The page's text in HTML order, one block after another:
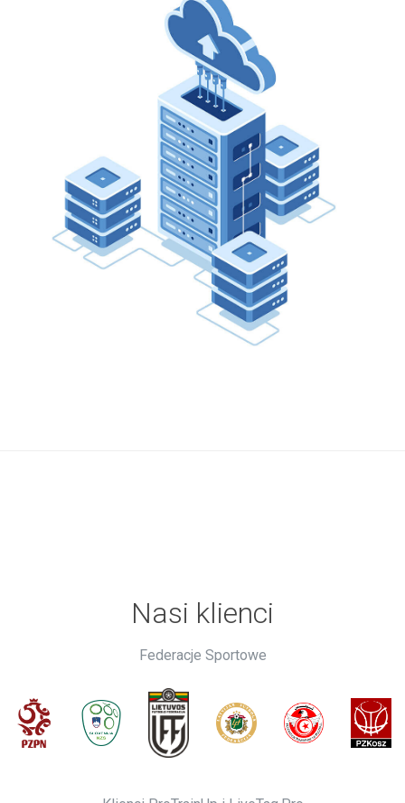
Nasi klienci
Federacje Sportowe